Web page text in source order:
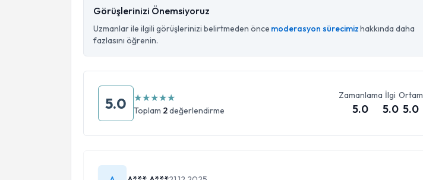
Görüşlerinizi Önemsiyoruz
Uzmanlar ile ilgili görüşlerinizi belirtmeden önce moderasyon sürecimizhakkında daha
fazlasını öğrenin.
5.0 ★★★★★
Toplam 2değerlendirme
Zamanlama
5.0
İlgi
5.0
Ortam
5.0